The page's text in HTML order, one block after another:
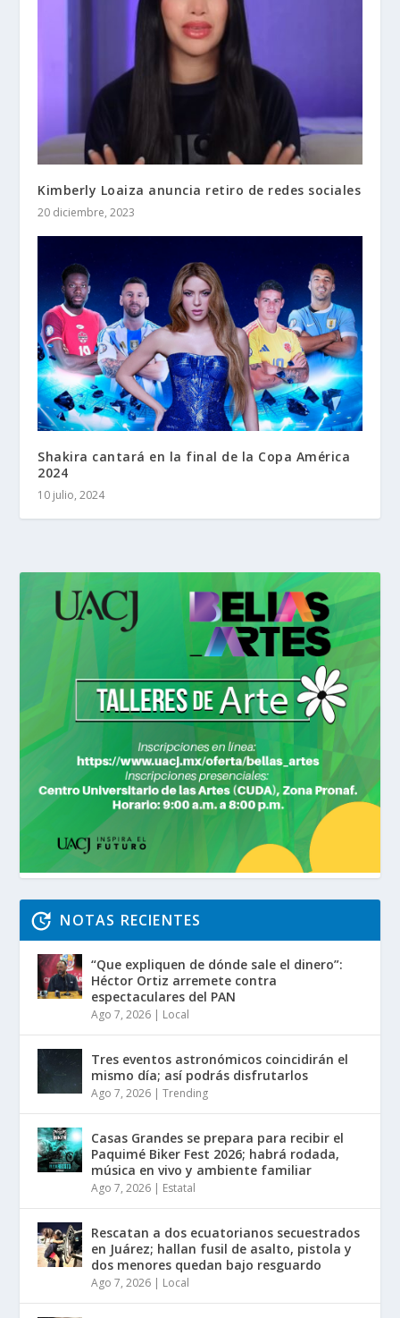
Kimberly Loaiza anuncia retiro de redes sociales
20 diciembre, 2023
Shakira cantará en la final de la Copa América
2024
10 julio, 2024
NOTAS RECIENTES
“Que expliquen de dónde sale el dinero”:
Héctor Ortiz arremete contra
espectaculares del PAN
Ago 7, 2026 | Local
Tres eventos astronómicos coincidirán el
mismo día; así podrás disfrutarlos
Ago 7, 2026 |Trending
Casas Grandes se prepara para recibir el
Paquimé Biker Fest 2026; habrá rodada,
música en vivo y ambiente familiar
Ago 7, 2026 | Estatal
Rescatan a dos ecuatorianos secuestrados
en Juárez; hallan fusil de asalto, pistola y
dos menores quedan bajo resguardo
Ago 7, 2026 | Local